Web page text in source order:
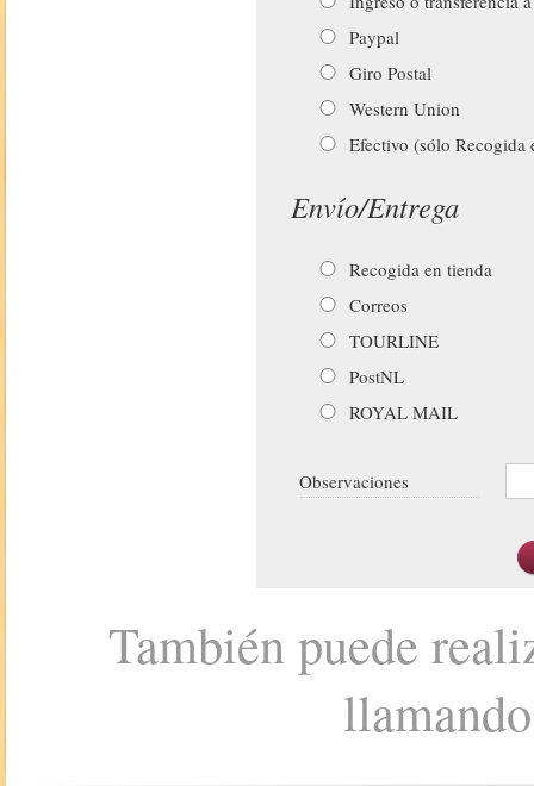
Paypal
Giro Postal
Western Union
Efectivo (sólo Recogida
Envío/Entrega
Recogida en tienda
Correos
TOURLINE
PostNL
ROYAL MAIL
Observaciones
También puede